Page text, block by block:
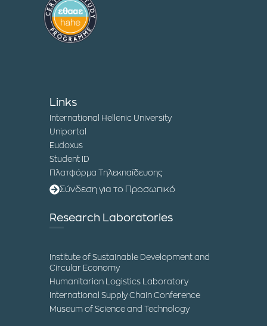
Links
International Hellenic University
Uniportal
Eudoxus
Student ID
Πλατφόρμα Τηλεκπαίδευσης
Σύνδεση για το Προσωπικό
Research Laboratories
Institute of Sustainable Development and
Circular Economy
Humanitarian Logistics Laboratory
International Supply Chain Conference
Museum of Science and Technology